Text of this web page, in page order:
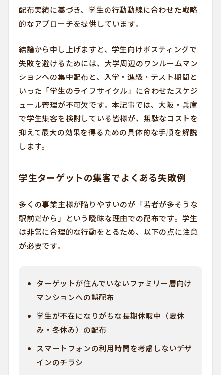
配布実績に基づき、学生の行動動線に合わせた戦略
的なアプローチを提供しています。
結論から申し上げますと、学生向けポスティングで
失敗を避けるためには、大学周辺のワンルームマン
ションへの集中配布と、入学・進級・テスト期間と
いった「学生のライフサイクル」に合わせたスケジ
ュール管理が不可欠です。本記事では、大阪・兵庫
で学生集客を検討している皆様が、無駄なコストを
抑えて最大の効果を得るための具体的な手順を解説
します。
学生ターゲットの集客でよくある失敗例
多くの事業主様が陥りやすいのが「若者が多そうな
駅前だから」という曖昧な理由での配布です。学生
は非常に合理的な行動をとるため、以下の点に注意
が必要です。
ターゲットが住んでいないファミリー層向け
マンションへの誤配布
学生が不在になりがちな長期休暇中（夏休
み・冬休み）の配布
スマートフォンの利用時間を考慮しないデザ
インのチラシ